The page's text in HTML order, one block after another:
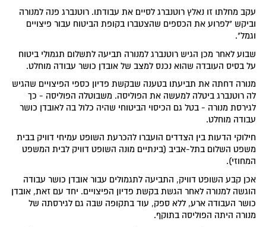
עקב מחלתו זו נאלץ רוטנברג לסיים את עבודתו. רוטנברג פנה למנורה
וביקש "לפרוע את הכספים שהצטברו בקופת הביטוח עבור פיצויים
וגמל".
שבוע לאחר מכן הגיש רוטנברג למנורה תביעה לתשלום תגמולי ביטוח
על בסיס העובדה שהוא נכנס למצב של אובדן כושר עבודה מוחלט.
מנורה דחתה את תביעתו בטענה שבקשת פדיון כספי הפיצויים שהגיש
לה רוטנברג ביטלה למעשה את הפוליסה. משבוטלה הפוליסה - כך
לגירסת מנורה - בטל גם הכיסוי הביטוחי שהיה כלול בה לאובדן כושר
עבודה מוחלט.
חילוקי הדעות בין הצדדים הועברו להכרעת השופט עמיחי דוויק בבית
משפט השלום בתל-אביב (בינתיים מונה השופט דוויק לבית המשפט
המחוזי).
אכן קבע השופט דוויק, התביעה לתגמולים עבור אובדן כושר עבודה
הוגשה למנורה לאחר הגשת בקשת פדיון הפיצויים. יחד עם זאת, אובדן
כושר העבודה ארע, ללא ספק, עוד בתקופה שבה גם לגירסתה של
מנורה היתה הפוליסה בתוקף.